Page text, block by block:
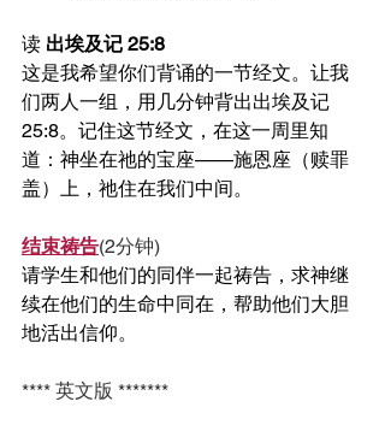
读 出埃及记 25:8
这是我希望你们背诵的一节经文。让我
们两人一组，用几分钟背出出埃及记
25:8。记住这节经文，在这一周里知
道：神坐在祂的宝座——施恩座（赎罪
盖）上，祂住在我们中间。
结束祷告(2分钟)
请学生和他们的同伴一起祷告，求神继
续在他们的生命中同在，帮助他们大胆
地活出信仰。
**** 英文版 *******